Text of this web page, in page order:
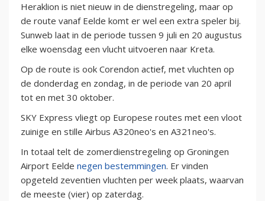
Heraklion is niet nieuw in de dienstregeling, maar op
de route vanaf Eelde komt er wel een extra speler bij.
Sunweb laat in de periode tussen 9 juli en 20 augustus
elke woensdag een vlucht uitvoeren naar Kreta.
Op de route is ook Corendon actief, met vluchten op
de donderdag en zondag, in de periode van 20 april
tot en met 30 oktober.
SKY Express vliegt op Europese routes met een vloot
zuinige en stille Airbus A320neo's en A321neo's.
In totaal telt de zomerdienstregeling op Groningen
Airport Eelde negen bestemmingen. Er vinden
opgeteld zeventien vluchten per week plaats, waarvan
de meeste (vier) op zaterdag.